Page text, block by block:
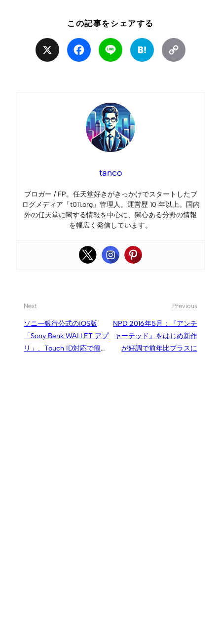
この記事をシェアする
Facebook Line Hatena
tanco
ブロガー / FP。任天堂好きがきっかけでスタートしたブ
ログメディア「t011.org」管理人。運営歴 10 年以上。国内
外の任天堂に関する情報を中心に、関心ある分野の情報
を幅広く発信しています。
Next
ソニー銀行公式のiOS版
「Sony Bank WALLET アプ
リ」、Touch ID対応で簡単
Previous
NPD 2016年5月：『アンチ
ャーテッド』をはじめ新作
が好調で前年比プラスに